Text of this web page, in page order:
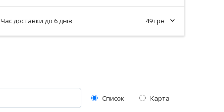
Час доставки до 6 днів 49 грн
Список Карта